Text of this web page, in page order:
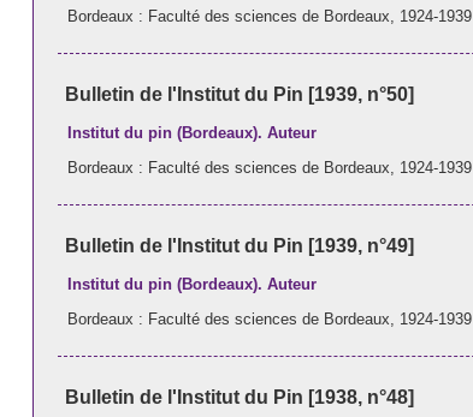
Bordeaux : Faculté des sciences de Bordeaux, 1924-1939
Bulletin de l'Institut du Pin [1939, n°50]
Institut du pin (Bordeaux). Auteur
Bordeaux : Faculté des sciences de Bordeaux, 1924-1939
Bulletin de l'Institut du Pin [1939, n°49]
Institut du pin (Bordeaux). Auteur
Bordeaux : Faculté des sciences de Bordeaux, 1924-1939
Bulletin de l'Institut du Pin [1938, n°48]